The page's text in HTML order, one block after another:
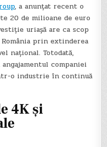
, a anunțat recent o
20 de milioane de euro
uriașă are ca scop
prin extinderea
național. Totodată,
companiei
o industrie în continuă
4K și